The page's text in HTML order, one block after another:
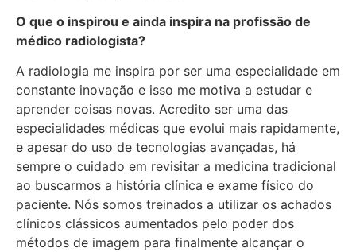
O que o inspirou e ainda inspira na profissão de
médico radiologista?
A radiologia me inspira por ser uma especialidade em
constante inovação e isso me motiva a estudar e
aprender coisas novas. Acredito ser uma das
especialidades médicas que evolui mais rapidamente,
e apesar do uso de tecnologias avançadas, há
sempre o cuidado em revisitar a medicina tradicional
ao buscarmos a história clínica e exame físico do
paciente. Nós somos treinados a utilizar os achados
clínicos clássicos aumentados pelo poder dos
métodos de imagem para finalmente alcançar o